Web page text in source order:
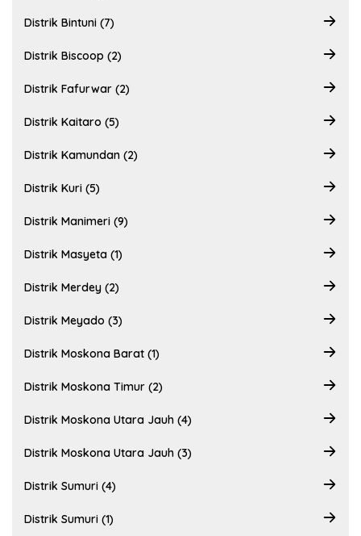
Distrik Bintuni (7)
Distrik Biscoop (2)
Distrik Fafurwar (2)
Distrik Kaitaro (5)
Distrik Kamundan (2)
Distrik Kuri (5)
Distrik Manimeri (9)
Distrik Masyeta (1)
Distrik Merdey (2)
Distrik Meyado (3)
Distrik Moskona Barat (1)
Distrik Moskona Timur (2)
Distrik Moskona Utara Jauh (4)
Distrik Moskona Utara Jauh (3)
Distrik Sumuri (4)
Distrik Sumuri (1)